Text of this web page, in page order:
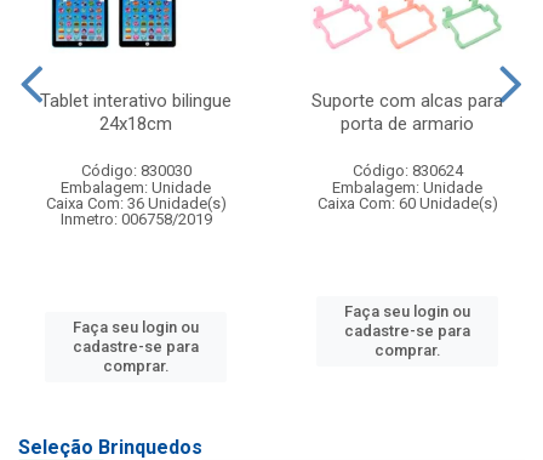
Tablet interativo bilingue
24x18cm
Código: 830030
Embalagem: Unidade
Caixa Com: 36 Unidade(s)
Inmetro: 006758/2019
Faça seu login ou
cadastre-se para
comprar.
Suporte com alcas para
porta de armario
Código: 830624
Embalagem: Unidade
Caixa Com: 60 Unidade(s)
Faça seu login ou
cadastre-se para
comprar.
Seleção Brinquedos